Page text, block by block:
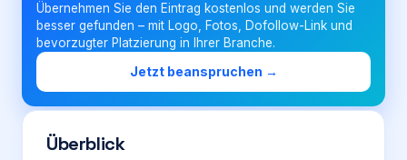
Firma eintragen
Übernehmen Sie den Eintrag kostenlos und werden Sie
besser gefunden – mit Logo, Fotos, Dofollow-Link und
bevorzugter Platzierung in Ihrer Branche.
Jetzt beanspruchen →
Überblick